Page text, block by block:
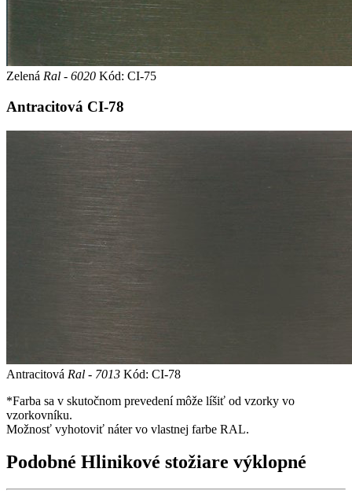
Zelená Ral - 6020 Kód: CI-75
Antracitová CI-78
Antracitová Ral - 7013 Kód: CI-78
*Farba sa v skutočnom prevedení môže líšiť od vzorky vo
vzorkovníku.
Možnosť vyhotoviť náter vo vlastnej farbe RAL.
Podobné Hlinikové stožiare výklopné